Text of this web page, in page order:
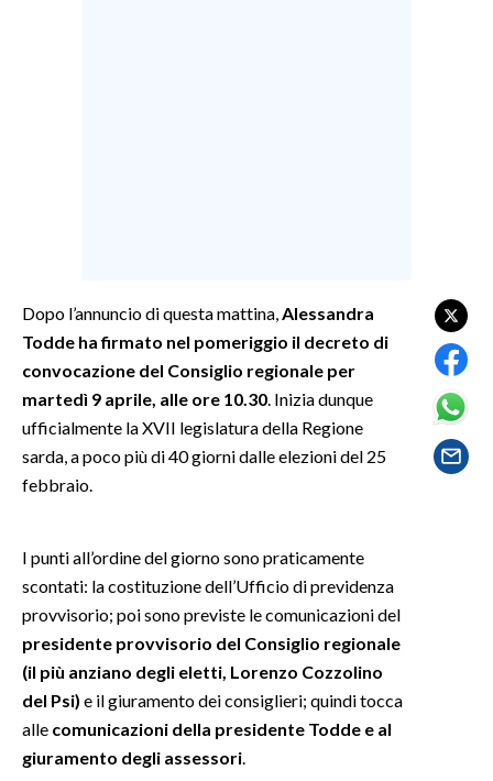
SALUTE
NOTIZIE
#CARAUNIONE
3 MINUTI CON
INSULARITÀ
INFO AZIENDE
ABBONATI
Dopo l’annuncio di questa mattina, Alessandra
Todde ha firmato nel pomeriggio il decreto di
convocazione del Consiglio regionale per
martedì 9 aprile, alle ore 10.30 . Inizia dunque
ufficialmente la XVII legislatura della Regione
sarda, a poco più di 40 giorni dalle elezioni del 25
febbraio.
I punti all’ordine del giorno sono praticamente
scontati: la costituzione dell’Ufficio di previdenza
provvisorio; poi sono previste le comunicazioni del
presidente provvisorio del Consiglio regionale
(il più anziano degli eletti, Lorenzo Cozzolino
del Psi) e il giuramento dei consiglieri; quindi tocca
alle comunicazioni della presidente Todde e al
giuramento degli assessori